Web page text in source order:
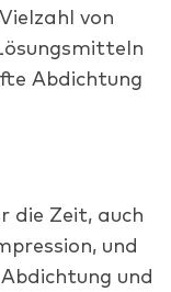
von
Abdichtung
die Zeit, auch
und
und